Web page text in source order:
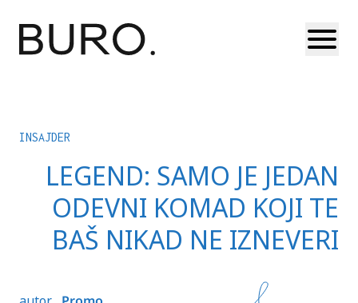
INSAJDER
LEGEND: SAMO JE JEDAN
ODEVNI KOMAD KOJI TE
BAŠ NIKAD NE IZNEVERI